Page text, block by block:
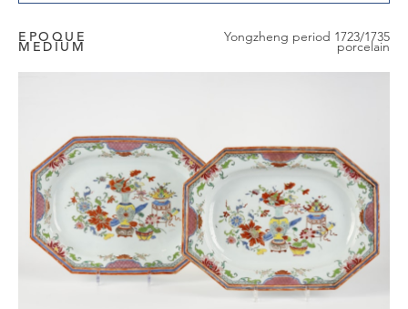
EPOQUE Yongzheng period 1723/1735
MEDIUM porcelain